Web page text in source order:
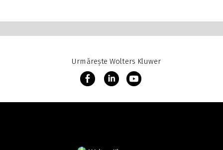
Urmărește Wolters Kluwer